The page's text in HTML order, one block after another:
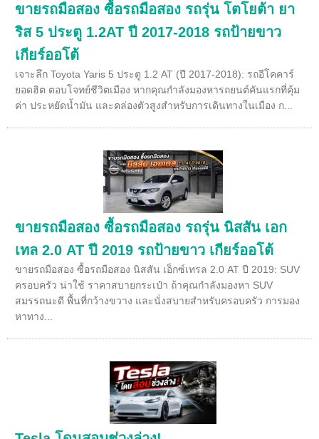
ขายรถมือสอง ซื้อรถมือสอง รถรุ่น โตโยต้า ยา
ริส 5 ประตู 1.2AT ปี 2017-2018 รถป้ายขาว
เกียร์ออโต้
เจาะลึก Toyota Yaris 5 ประตู 1.2 AT (ปี 2017-2018): รถอีโคคาร์
ยอดฮิต ตอบโจทย์ชีวิตเมือง หากคุณกำลังมองหารถยนต์คันแรกที่คุ้ม
ค่า ประหยัดน้ำมัน และคล่องตัวสูงสำหรับการเดินทางในเมือง ก...
ขายรถมือสอง ซื้อรถมือสอง รถรุ่น นิสสัน เอก
เทล 2.0 AT ปี 2019 รถป้ายขาว เกียร์ออโต้
ขายรถมือสอง ซื้อรถมือสอง นิสสัน เอ็กซ์เทรล 2.0 AT ปี 2019: SUV
ครอบครัว น่าใช้ ราคาสบายกระเป๋า ถ้าคุณกำลังมองหา SUV
สมรรถนะดี พื้นที่กว้างขวาง และนั่งสบายสำหรับครอบครัว การมอง
หาทาง...